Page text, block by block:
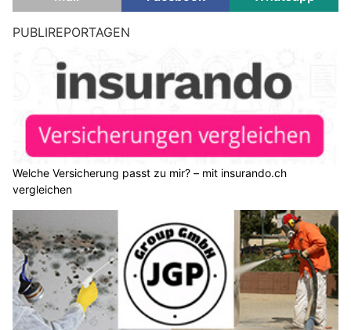
PUBLIREPORTAGEN
Welche Versicherung passt zu mir? – mit insurando.ch
vergleichen